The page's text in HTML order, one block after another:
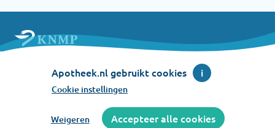
Nederlandse Maatschappij ter bevordering der
Pharmacie
Apotheek.nl gebruikt cookies i
Cookie instellingen
Weigeren Accepteer alle cookies